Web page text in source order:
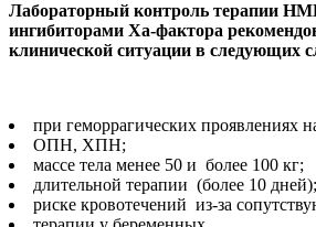
Лабораторный контроль терапии
ингибиторами Ха-фактора
клинической ситуации в следующих
при геморрагических проявлениях
ОПН, ХПН;
массе тела менее 50 и более 100 кг;
длительной терапии (более 10 дней);
риске кровотечений из-за